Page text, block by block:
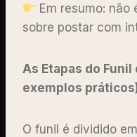
Em resumo: não
sobre postar com
As Etapas do
exemplos
O funil é dividido em